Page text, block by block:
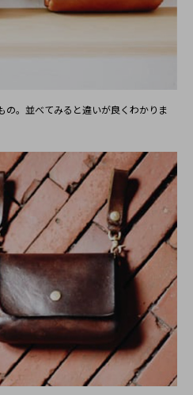
れるポーチを探していたと
いたしました。
ことがあるのですが、毎回梱
くなります。
ンプルながらも丸みのあるオ
した。全体のサイズも丁度
の。並べてみると違いが良くわかりま